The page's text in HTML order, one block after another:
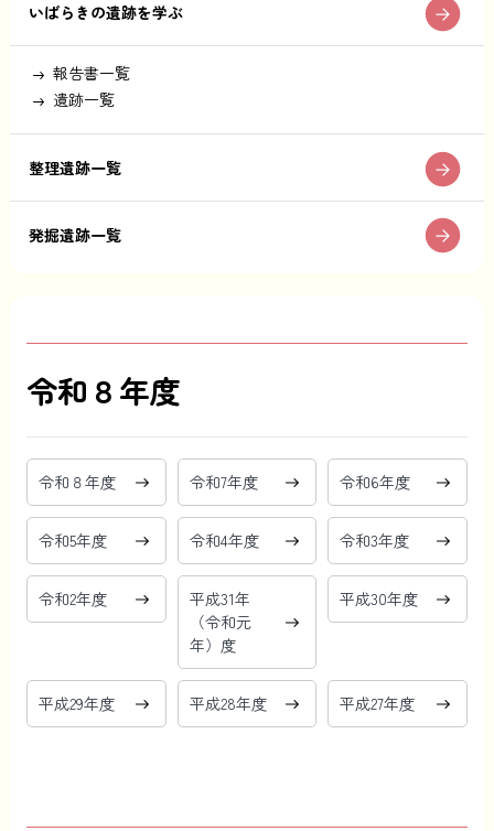
いばらきの遺跡を学ぶ
報告書一覧
遺跡一覧
整理遺跡一覧
発掘遺跡一覧
令和８年度
令和８年度 令和7年度 令和6年度
令和5年度 令和4年度 令和3年度
令和2年度
平成31年
（令和元
年）度
平成30年度
平成29年度 平成28年度 平成27年度